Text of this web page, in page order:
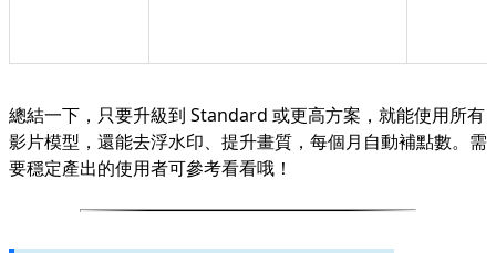
總結一下，只要升級到 Standard 或更高方案，就能使用所有
影片模型，還能去浮水印、提升畫質，每個月自動補點數。需
要穩定產出的使用者可參考看看哦！